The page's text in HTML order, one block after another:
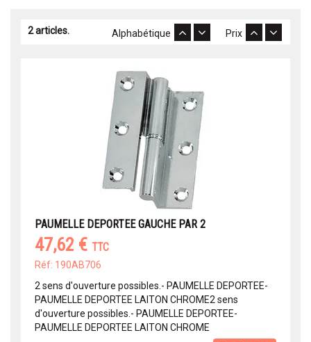
2 articles. Prix
Alphabétique
PAUMELLE DEPORTEE GAUCHE PAR 2
47,62 € TTC
Réf: 190AB706
2 sens d'ouverture possibles.- PAUMELLE DEPORTEE-
PAUMELLE DEPORTEE LAITON CHROME2 sens
d'ouverture possibles.- PAUMELLE DEPORTEE-
PAUMELLE DEPORTEE LAITON CHROME